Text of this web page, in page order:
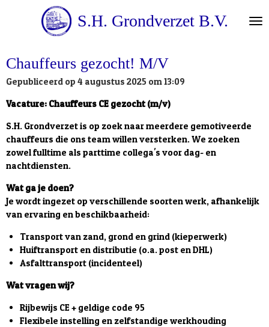
hoofdinhoud
S.H. Grondverzet B.V.
Chauffeurs gezocht! M/V
Gepubliceerd op 4 augustus 2025 om 13:09
Vacature: Chauffeurs CE gezocht (m/v)
S.H. Grondverzet is op zoek naar meerdere gemotiveerde
chauffeurs die ons team willen versterken. We zoeken
zowel fulltime als parttime collega's voor dag- en
nachtdiensten.
Wat ga je doen?
Je wordt ingezet op verschillende soorten werk, afhankelijk
van ervaring en beschikbaarheid:
Transport van zand, grond en grind (kieperwerk)
Huiftransport en distributie (o.a. post en DHL)
Asfalttransport (incidenteel)
Wat vragen wij?
Rijbewijs CE + geldige code 95
Flexibele instelling en zelfstandige werkhouding